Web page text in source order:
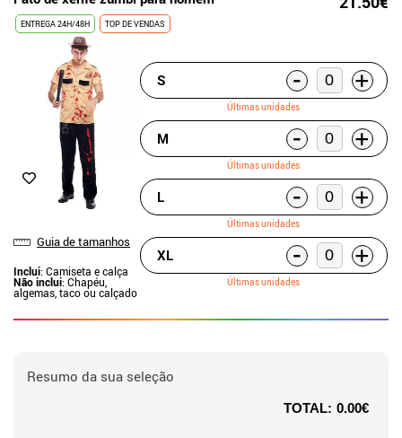
ENTREGA 24H/48H TOP DE VENDAS
Guia de tamanhos
Inclui: Camiseta e calça
Não inclui: Chapéu,
algemas, taco ou calçado
S - +
Últimas unidades
M - +
Últimas unidades
L - +
Últimas unidades
XL - +
Últimas unidades
Resumo da sua seleção
TOTAL: 0.00€